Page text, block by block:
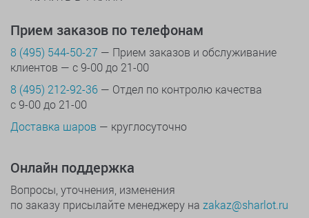
Прием заказов по телефонам
8 (495) 544-50-27 — Прием заказов и обслуживание
клиентов — с 9-00 до 21-00
8 (495) 212-92-36 — Отдел по контролю качества
с 9-00 до 21-00
Доставка шаров — круглосуточно
Онлайн поддержка
Вопросы, уточнения, изменения
по заказу присылайте менеджеру на zakaz@sharlot.ru